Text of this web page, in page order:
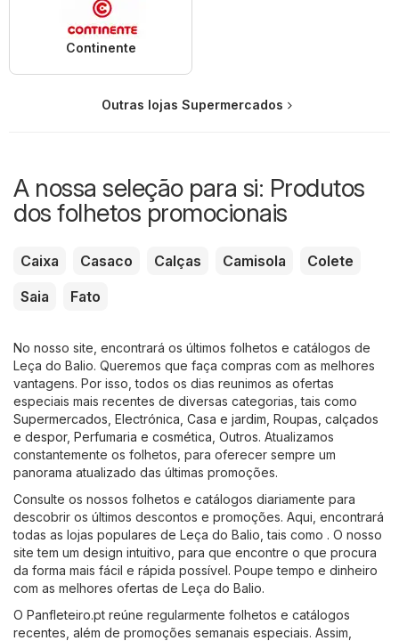
Continente
Outras lojas Supermercados
A nossa seleção para si: Produtos
dos folhetos promocionais
Caixa Casaco Calças Camisola
Colete
Saia
Fato
No nosso site, encontrará os últimos folhetos e catálogos de
Leça do Balio. Queremos que faça compras com as melhores
vantagens. Por isso, todos os dias reunimos as ofertas
especiais mais recentes de diversas categorias, tais como
Supermercados Electrónica Casa e jardim Roupas, calçados
e despor, Perfumaria e cosmética Outros. Atualizamos
constantemente os folhetos, para oferecer sempre um
panorama atualizado das últimas promoções.
Consulte os nossos folhetos e catálogos diariamente para
descobrir os últimos descontos e promoções. Aqui, encontrará
todas as lojas populares de Leça do Balio, tais como . O nosso
site tem um design intuitivo, para que encontre o que procura
da forma mais fácil e rápida possível. Poupe tempo e dinheiro
com as melhores ofertas de Leça do Balio.
O Panfleteiro.pt reúne regularmente folhetos e catálogos
recentes, além de promoções semanais especiais. Assim,